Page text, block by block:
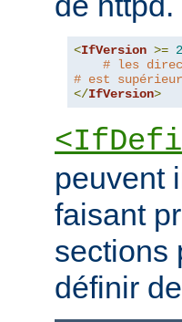
<IfVersion >=
# les
# est
</IfVersion>
peuvent
faisant
sections
définir